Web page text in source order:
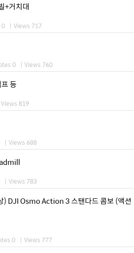
+거치대
0 | Views 717
0 | Views 760
등
Views 819
| Views 688
| Views 783
) DJI Osmo Action 3 스탠다드 콤보 (액션
0 | Views 777